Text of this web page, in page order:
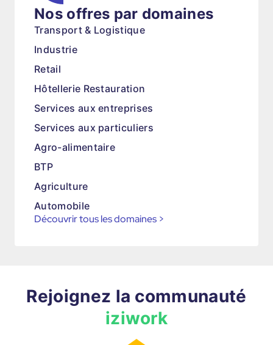
Nos offres par domaines
Transport & Logistique
Industrie
Retail
Hôtellerie Restauration
Services aux entreprises
Services aux particuliers
Agro-alimentaire
BTP
Agriculture
Automobile
Découvrir tous les domaines >
Rejoignez la communauté
iziwork